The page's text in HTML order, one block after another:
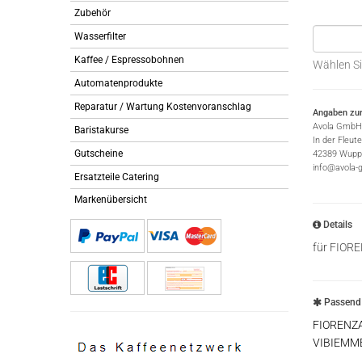
Zubehör
Wasserfilter
Kaffee / Espressobohnen
Automatenprodukte
Reparatur / Wartung Kostenvoranschlag
Baristakurse
Gutscheine
Ersatzteile Catering
Markenübersicht
Wählen
Angaben
Avola GmbH
In der
42389
info@avola-
Details
für